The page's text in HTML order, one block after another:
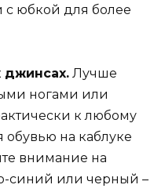
с юбкой для более
джинсах. Лучше
ногами или
к любому
обувью на каблуке
внимание на
синий или черный –